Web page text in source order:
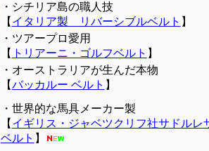
・シチリア島の職人技
【 イタリア製 リバーシブルベルト 】
・ツアープロ愛用
【 トリアーニ・ゴルフベルト 】
・オーストラリアが生んだ本物
【バッカルー ベルト 】
・世界的な馬具メーカー製
【 イギリス・ジャベツクリフ社サドルレ
ベルト 】